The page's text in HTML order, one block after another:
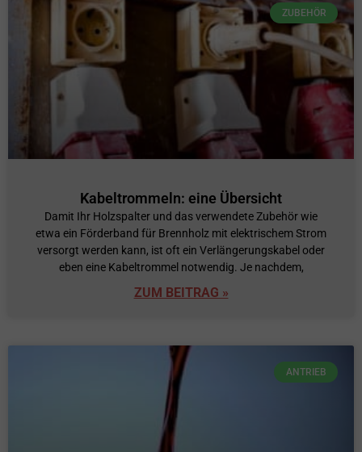
ZUBEHÖR
Kabeltrommeln: eine Übersicht
Damit Ihr Holzspalter und das verwendete Zubehör wie
etwa ein Förderband für Brennholz mit elektrischem Strom
versorgt werden kann, ist oft ein Verlängerungskabel oder
eben eine Kabeltrommel notwendig. Je nachdem,
ZUM BEITRAG »
ANTRIEB